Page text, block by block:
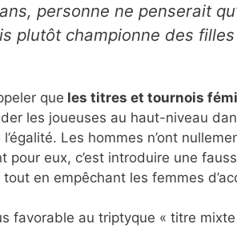
personne ne penserait
plutôt championne des
que les titres et tournois
les joueuses au haut-niveau
Les hommes n’ont
eux, c’est introduire une
en empêchant les femmes
favorable au triptyque « titre